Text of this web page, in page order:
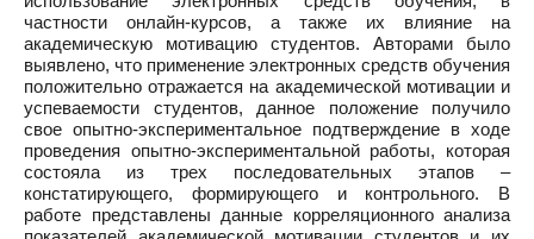
частности онлайн-курсов, а также их влияние на
академическую мотивацию студентов. Авторами было
выявлено, что применение электронных средств обучения
положительно отражается на академической мотивации и
успеваемости студентов, данное положение получило
свое опытно-экспериментальное подтверждение в ходе
проведения опытно-экспериментальной работы, которая
состояла из трех последовательных этапов –
констатирующего, формирующего и контрольного. В
работе представлены данные корреляционного анализа